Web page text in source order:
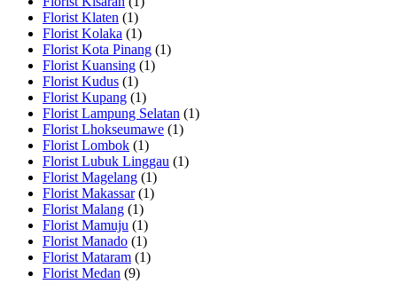
Florist Klaten (1)
Florist Kolaka (1)
Florist Kota Pinang (1)
Florist Kuansing (1)
Florist Kudus (1)
Florist Kupang (1)
Florist Lampung Selatan (1)
Florist Lhokseumawe (1)
Florist Lombok (1)
Florist Lubuk Linggau (1)
Florist Magelang (1)
Florist Makassar(1)
Florist Malang (1)
Florist Mamuju (1)
Florist Manado (1)
Florist Mataram (1)
Florist Medan (9)